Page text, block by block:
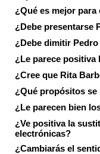
¿Qué es mejor
¿Debe presentarse
¿Debe dimitir
¿Le parece
¿Cree que Rita
¿Qué propósitos se
¿Le parecen bien
¿Ve positiva la
electrónicas?
¿Cambiarás el